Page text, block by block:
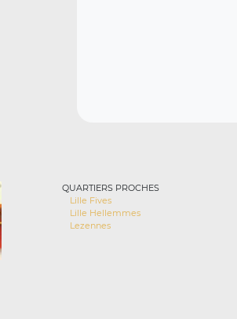
QUARTIERS PROCHES
Lille Fives
Lille Hellemmes
Lezennes